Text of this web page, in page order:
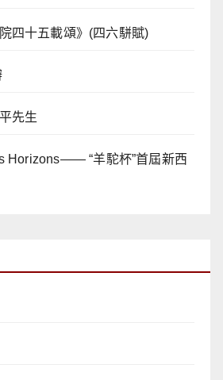
四十五載頌》(四六駢賦)
先生
Horizons—— “羊駝杯”首屆新西